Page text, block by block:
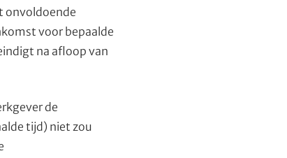
onvoldoende
voor bepaalde
na afloop van
de
tijd) niet zou